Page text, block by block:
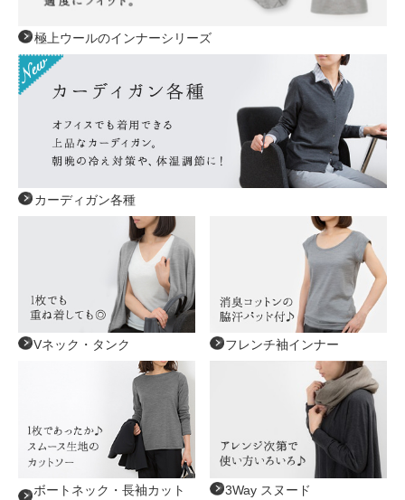
極上ウールのインナーシリーズ
カーディガン各種
Vネック・タンク フレンチ袖インナー
ボートネック・長袖カット
3Way スヌード